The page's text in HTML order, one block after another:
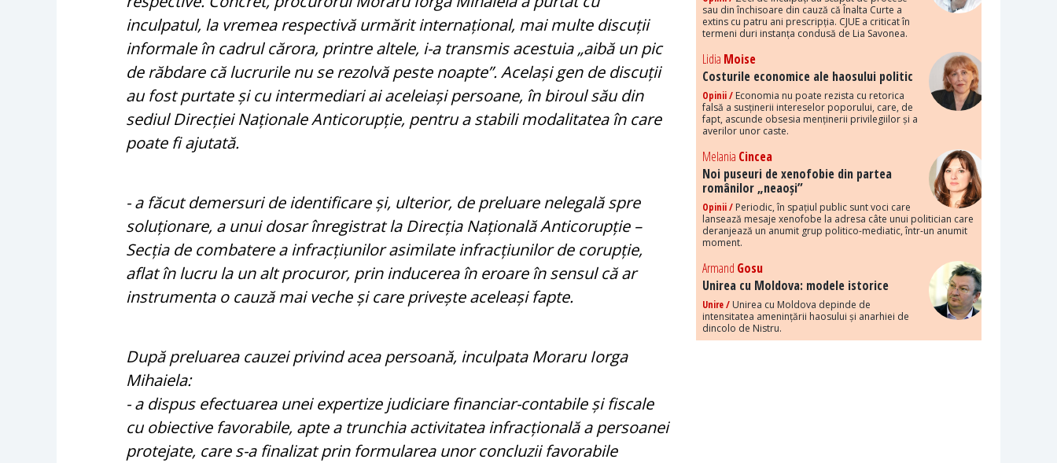
inculpatul, la vremea respectivă urmărit internațional, mai multe discuții
informale în cadrul cărora, printre altele, i-a transmis acestuia „aibă un pic
de răbdare că lucrurile nu se rezolvă peste noapte”. Același gen de discuții
au fost purtate și cu intermediari ai aceleiași persoane, în biroul său din
sediul Direcției Naționale Anticorupție, pentru a stabili modalitatea în care
poate fi ajutată.
- a făcut demersuri de identificare și, ulterior, de preluare nelegală spre
soluționare, a unui dosar înregistrat la Direcția Națională Anticorupție –
Secția de combatere a infracțiunilor asimilate infracțiunilor de corupție,
aflat în lucru la un alt procuror, prin inducerea în eroare în sensul că ar
instrumenta o cauză mai veche și care privește aceleași fapte.
După preluarea cauzei privind acea persoană, inculpata Moraru Iorga
Mihaiela:
- a dispus efectuarea unei expertize judiciare financiar-contabile și fiscale
cu obiective favorabile, apte a trunchia activitatea infracțională a persoanei
protejate, care s-a finalizat prin formularea unor concluzii favorabile
sau din închisoare din cauză că Înalta Curte a
extins cu patru ani prescripția. CJUE a criticat în
termeni duri instanța condusă de Lia Savonea.
Lidia Moise
Costurile economice ale haosului politic
Opinii / Economia nu poate rezista cu retorica
falsă a susținerii intereselor poporului, care, de
fapt, ascunde obsesia menținerii privilegiilor și a
averilor unor caste.
Melania Cincea
Noi puseuri de xenofobie din partea
românilor „neaoși”
Opinii / Periodic, în spațiul public sunt voci care
lansează mesaje xenofobe la adresa câte unui politician care
deranjează un anumit grup politico-mediatic, într-un anumit
moment.
Armand Gosu
Unirea cu Moldova: modele istorice
Unire / Unirea cu Moldova depinde de
intensitatea amenințării haosului și anarhiei de
dincolo de Nistru.